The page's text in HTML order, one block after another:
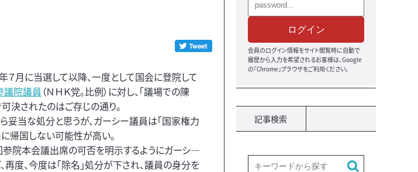
７月に当選して以降、一度として国会に登院して
議院議員 （ＮＨＫ党。比例）に対し、「議場での陳
決されたのはご存じの通り。
当な処分と思うが、ガーシー議員は「国家権力
帰国しない可能性が高い。
参院本会議出席の可否を明示するようにガーシ―
再度、今度は「除名」処分が下され、議員の身分を
ログイン
会員のログイン情報をサイト閲覧時に自動で
履歴から入力を希望されるお客様は、Google
の『Chrome』ブラウザをご利用ください。
記事検索